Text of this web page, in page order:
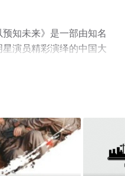
知未来》是一部由知名
演员精彩演绎的中国大
77集），手机免费观看
或剧情网等平台了解。